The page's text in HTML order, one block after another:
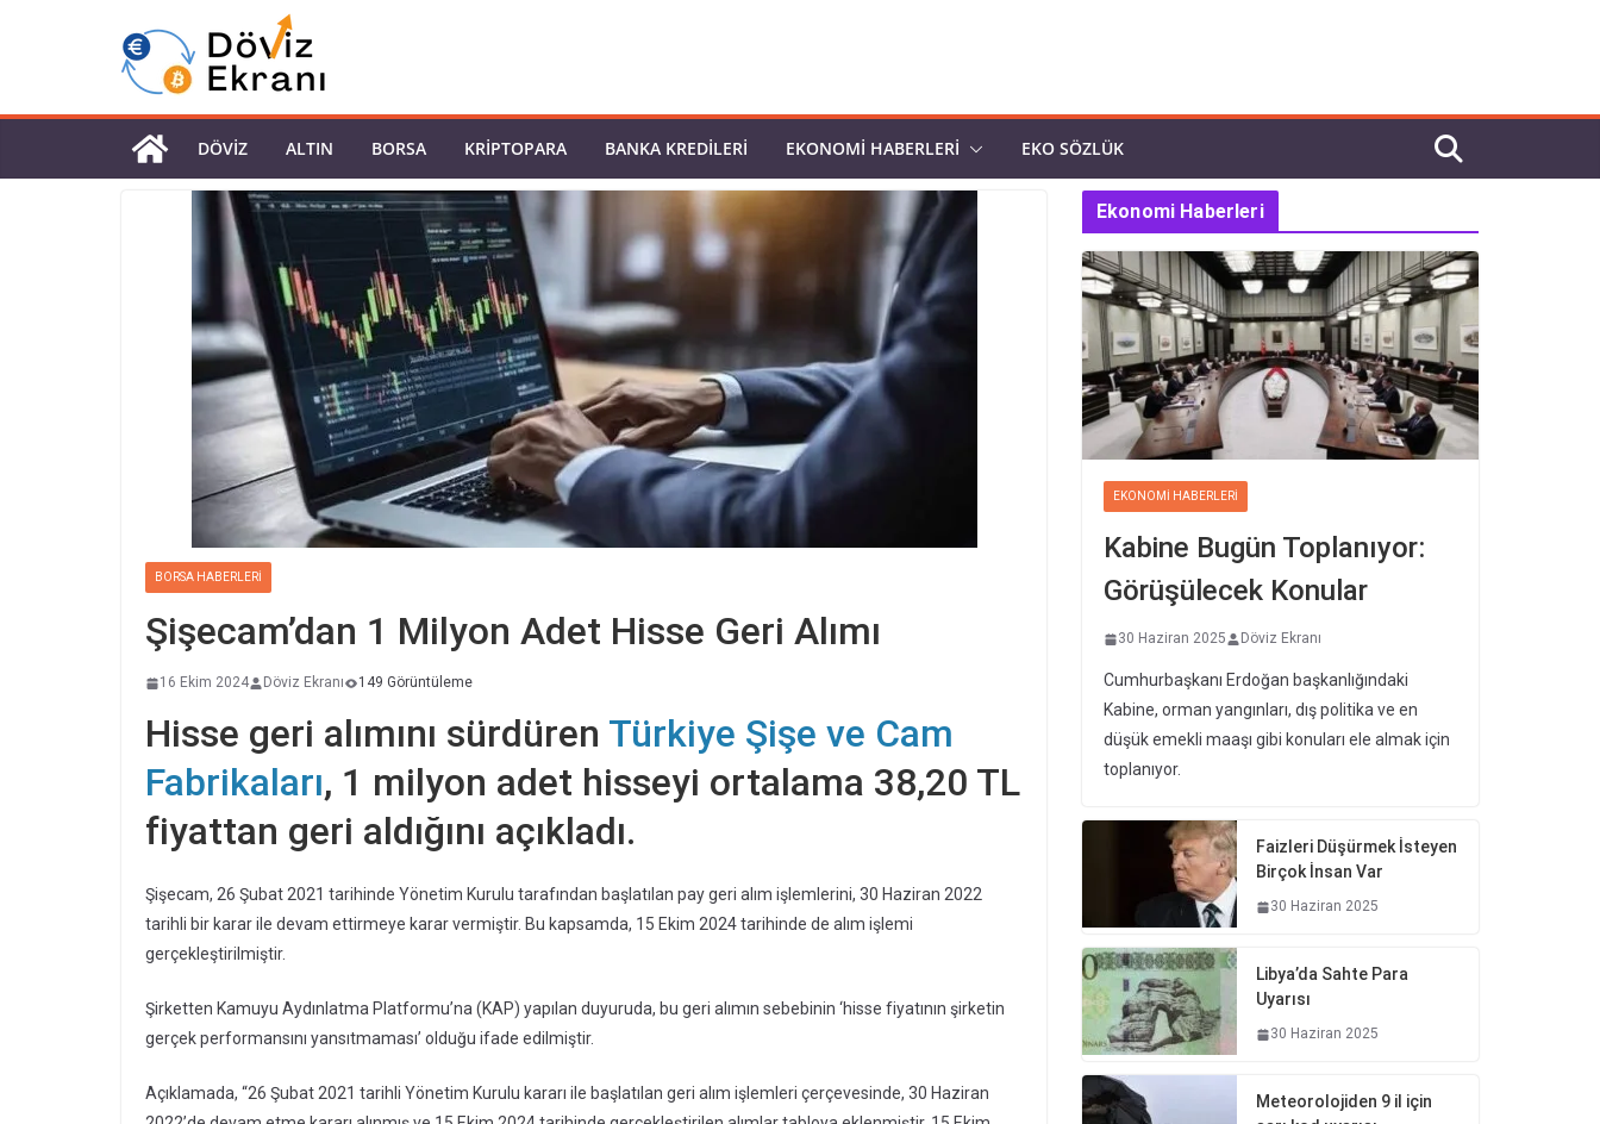
DÖVIZ ALTIN BORSA KRIPTOPARA BANKA KREDILERI EKONOMI HABERLERI EKO SÖZLÜK
BORSA HABERLERI
Şişecam’dan 1 Milyon Adet Hisse Geri Alımı
16 Ekim 2024 Döviz Ekranı 149 Görüntüleme
Hisse geri alımını sürdüren Türkiye Şişe ve Cam
Fabrikaları, 1 milyon adet hisseyi ortalama 38,20 TL
fiyattan geri aldığını açıkladı.
Şişecam, 26 Şubat 2021 tarihinde Yönetim Kurulu tarafından başlatılan pay geri alım işlemlerini, 30 Haziran 2022
tarihli bir karar ile devam ettirmeye karar vermiştir. Bu kapsamda, 15 Ekim 2024 tarihinde de alım işlemi
gerçekleştirilmiştir.
Şirketten Kamuyu Aydınlatma Platformu’na (KAP) yapılan duyuruda, bu geri alımın sebebinin ‘hisse fiyatının şirketin
gerçek performansını yansıtmaması’ olduğu ifade edilmiştir.
Açıklamada, “26 Şubat 2021 tarihli Yönetim Kurulu kararı ile başlatılan geri alım işlemleri çerçevesinde, 30 Haziran
Ekonomi Haberleri
EKONOMI HABERLERI
Kabine Bugün Toplanıyor:
Görüşülecek Konular
30 Haziran 2025 Döviz Ekranı
Cumhurbaşkanı Erdoğan başkanlığındaki
Kabine, orman yangınları, dış politika ve en
düşük emekli maaşı gibi konuları ele almak için
toplanıyor.
Faizleri Düşürmek İsteyen
Birçok İnsan Var
30 Haziran 2025
Libya’da Sahte Para
Uyarısı
30 Haziran 2025
Meteorolojiden 9 il için